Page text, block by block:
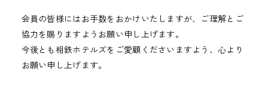
会員の皆様にはお手数をおかけいたしますが、ご理解とご
協力を賜りますようお願い申し上げます。
今後とも相鉄ホテルズをご愛顧くださいますよう、心より
お願い申し上げます。